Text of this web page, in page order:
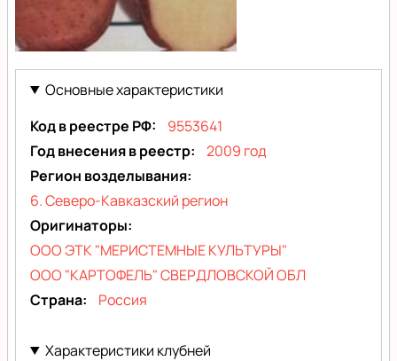
Основные характеристики
Код в реестре РФ
9553641
Год внесения в реестр
2009 год
Регион возделывания
6. Северо-Кавказский регион
Оригинаторы
ООО ЭТК "МЕРИСТЕМНЫЕ КУЛЬТУРЫ"
ООО "КАРТОФЕЛЬ" СВЕРДЛОВСКОЙ ОБЛ
Страна
Россия
Характеристики клубней